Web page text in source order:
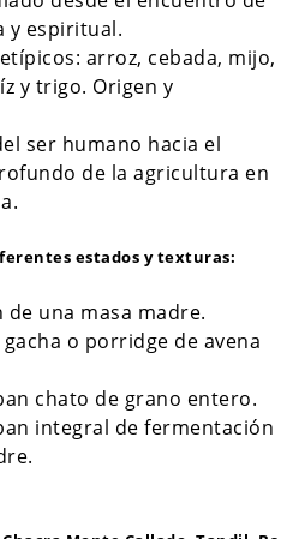
y espiritual.
arroz, cebada, mijo,
y trigo. Origen y
ser humano hacia el
de la agricultura en
estados y texturas:
una masa madre.
o porridge de avena
chato de grano entero.
integral de fermentación